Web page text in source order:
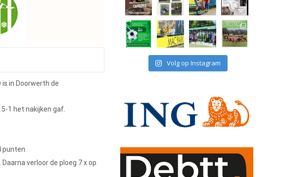
in Doorwerth de
1 het nakijken gaf.
verloor de ploeg 7 x op
Volg op Instagram